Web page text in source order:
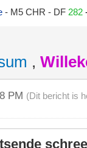
- M5 CHR - DF 282
,
PM (Dit bericht is